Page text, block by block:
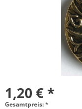
1,20 € *
Gesamtpreis:*